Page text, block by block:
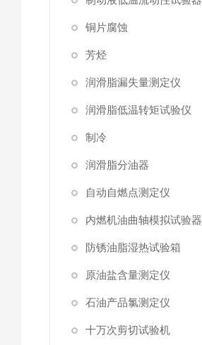
铜片腐蚀
芳烃
润滑脂漏失量测定仪
润滑脂低温转矩试验仪
制冷
润滑脂分油器
自动自燃点测定仪
内燃机油曲轴模拟试验器
防锈油脂湿热试验箱
原油盐含量测定仪
石油产品氯测定仪
十万次剪切试验机